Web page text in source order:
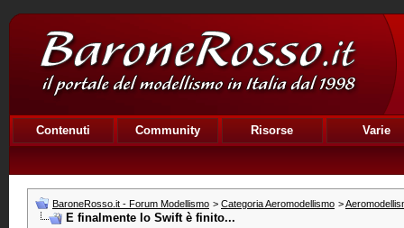
Contenuti Community Risorse Varie
BaroneRosso.it - Forum Modellismo > Categoria Aeromodellismo >
E finalmente lo Swift è finito...